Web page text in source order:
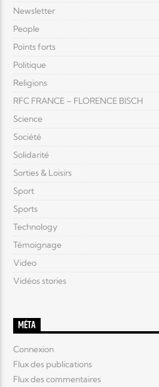
Newsletter
People
Points forts
Politique
Religions
RFC FRANCE – FLORENCE BISCH
Science
Société
Solidarité
Sorties & Loisirs
Sport
Sports
Technology
Témoignage
Video
Vidéos stories
MÉTA
Connexion
Flux des publications
Flux des commentaires